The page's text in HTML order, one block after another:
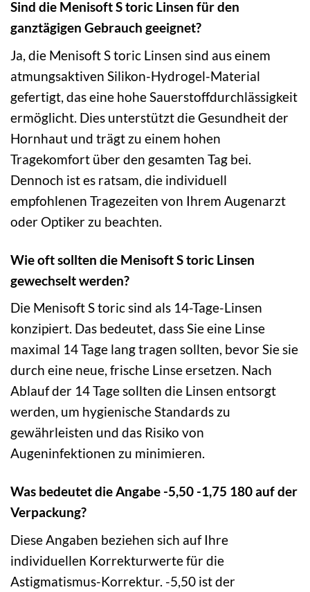
Sind die Menisoft S toric Linsen für den
ganztägigen Gebrauch geeignet?
Ja, die Menisoft S toric Linsen sind aus einem
atmungsaktiven Silikon-Hydrogel-Material
gefertigt, das eine hohe Sauerstoffdurchlässigkeit
ermöglicht. Dies unterstützt die Gesundheit der
Hornhaut und trägt zu einem hohen
Tragekomfort über den gesamten Tag bei.
Dennoch ist es ratsam, die individuell
empfohlenen Tragezeiten von Ihrem Augenarzt
oder Optiker zu beachten.
Wie oft sollten die Menisoft S toric Linsen
gewechselt werden?
Die Menisoft S toric sind als 14-Tage-Linsen
konzipiert. Das bedeutet, dass Sie eine Linse
maximal 14 Tage lang tragen sollten, bevor Sie sie
durch eine neue, frische Linse ersetzen. Nach
Ablauf der 14 Tage sollten die Linsen entsorgt
werden, um hygienische Standards zu
gewährleisten und das Risiko von
Augeninfektionen zu minimieren.
Was bedeutet die Angabe -5,50 -1,75 180 auf der
Verpackung?
Diese Angaben beziehen sich auf Ihre
individuellen Korrekturwerte für die
Astigmatismus-Korrektur. -5,50 ist der